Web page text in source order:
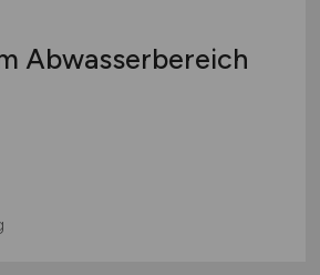
Abwasserbereich